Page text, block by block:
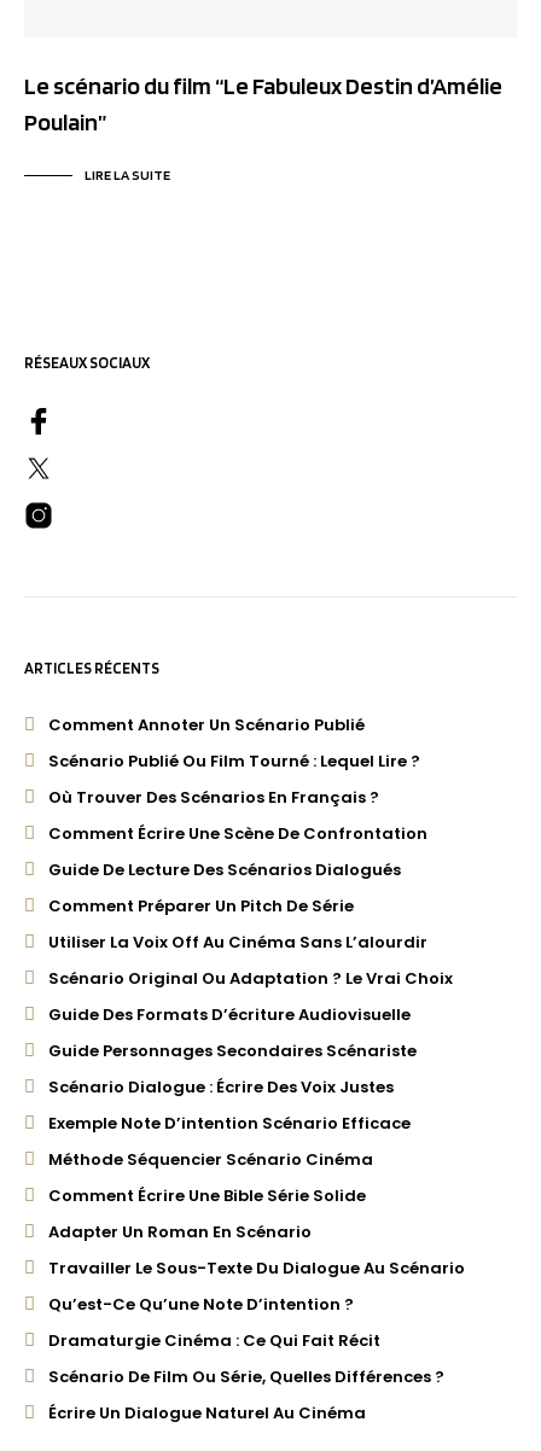
Le scénario du film “Le Fabuleux Destin d’Amélie
Poulain”
LIRE LA SUITE
RÉSEAUX SOCIAUX
ARTICLES RÉCENTS
Comment Annoter Un Scénario Publié
Scénario Publié Ou Film Tourné : Lequel Lire ?
Où Trouver Des Scénarios En Français ?
Comment Écrire Une Scène De Confrontation
Guide De Lecture Des Scénarios Dialogués
Comment Préparer Un Pitch De Série
Utiliser La Voix Off Au Cinéma Sans L’alourdir
Scénario Original Ou Adaptation ? Le Vrai Choix
Guide Des Formats D’écriture Audiovisuelle
Guide Personnages Secondaires Scénariste
Scénario Dialogue : Écrire Des Voix Justes
Exemple Note D’intention Scénario Efficace
Méthode Séquencier Scénario Cinéma
Comment Écrire Une Bible Série Solide
Adapter Un Roman En Scénario
Travailler Le Sous-Texte Du Dialogue Au Scénario
Qu’est-Ce Qu’une Note D’intention ?
Dramaturgie Cinéma : Ce Qui Fait Récit
Scénario De Film Ou Série, Quelles Différences ?
Écrire Un Dialogue Naturel Au Cinéma